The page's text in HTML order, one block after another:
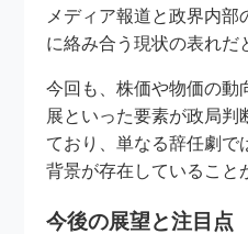
メディア報道と政界内
に絡み合う現状の表れだ
今回も、株価や物価の動
展といった要素が政局判
ており、単なる辞任劇で
背景が存在していること
今後の展望と注目点